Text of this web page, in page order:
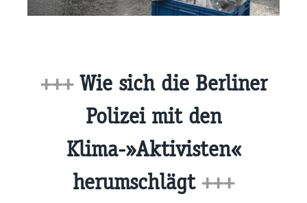
+++Wie sich die Berliner
Polizei mit den
Klima-»Aktivisten«
herumschlägt +++